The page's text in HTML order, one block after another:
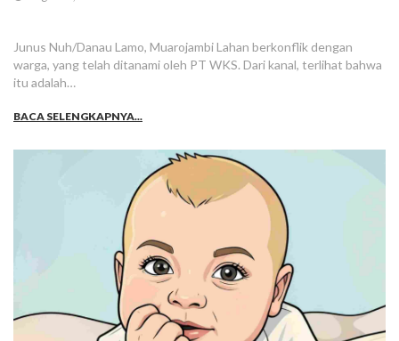
Junus Nuh/Danau Lamo, Muarojambi Lahan berkonflik dengan
warga, yang telah ditanami oleh PT WKS. Dari kanal, terlihat bahwa
itu adalah…
BACA SELENGKAPNYA...